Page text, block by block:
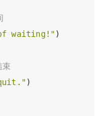
waiting!")